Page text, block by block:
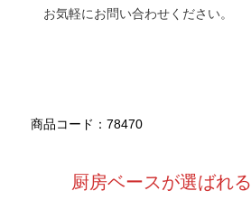
お気軽にお問い合わせください。
商品コード：78470
厨房ベースが選ばれ